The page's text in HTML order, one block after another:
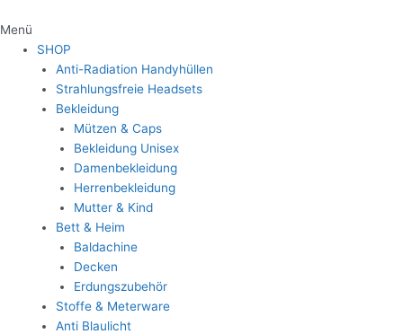
Menü
SHOP
Anti-Radiation Handyhüllen
Strahlungsfreie Headsets
Bekleidung
Mützen & Caps
Bekleidung Unisex
Damenbekleidung
Herrenbekleidung
Mutter & Kind
Bett & Heim
Baldachine
Decken
Erdungszubehör
Stoffe & Meterware
Anti Blaulicht